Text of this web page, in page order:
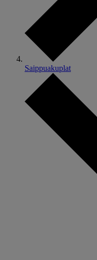
Saippuakuplat